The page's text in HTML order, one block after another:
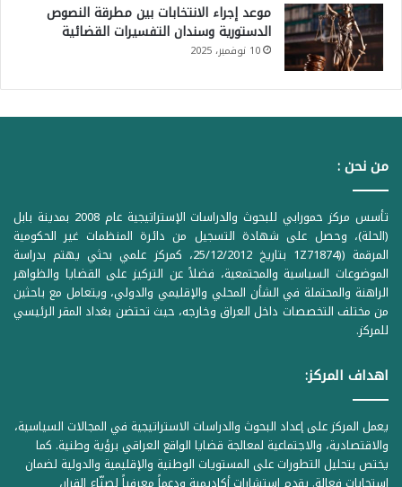
موعد إجراء الانتخابات بين مطرقة النصوص
الدستورية وسندان التفسيرات القضائية
10 نوفمبر، 2025
من نحن :
تأسس مركز حمورابي للبحوث والدراسات الإستراتيجية عام 2008 بمدينة بابل
(الحلة)، وحصل على شهادة التسجيل من دائرة المنظمات غير الحكومية
المرقمة ((1Z71874 بتاريخ 25/12/2012، كمركز علمي بحثي يهتم بدراسة
الموضوعات السياسية والمجتمعية، فضلاً عن التركيز على القضايا والظواهر
الراهنة والمحتملة في الشأن المحلي والإقليمي والدولي، ويتعامل مع باحثين
من مختلف التخصصات داخل العراق وخارجه، حيث تحتضن بغداد المقر الرئيسي
للمركز.
اهداف المركز:
يعمل المركز على إعداد البحوث والدراسات الاستراتيجية في المجالات السياسية،
والاقتصادية، والاجتماعية لمعالجة قضايا الواقع العراقي برؤية وطنية. كما
يختص بتحليل التطورات على المستويات الوطنية والإقليمية والدولية لضمان